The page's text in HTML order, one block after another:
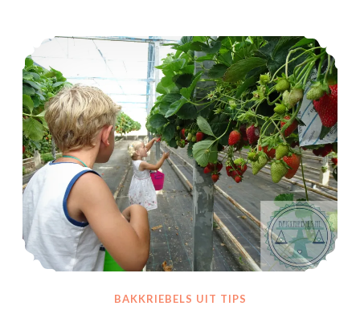
Framblij, Fruitplukkas in Monster
BAKKRIEBELS UIT TIPS